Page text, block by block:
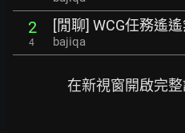
2
4
[閒聊] WCG任務遙
bajiqa
在新視窗開啟完